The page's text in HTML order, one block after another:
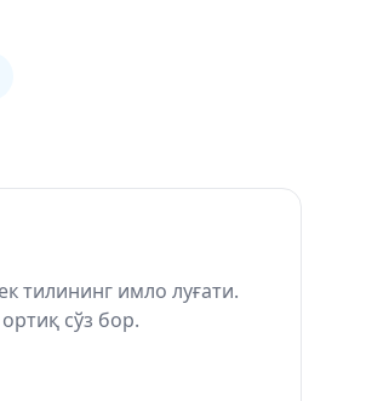
тилининг имло луғати.
сўз бор.